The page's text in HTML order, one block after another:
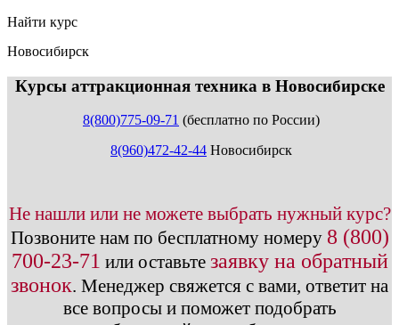
Найти курс
Новосибирск
Курсы аттракционная техника в Новосибирске
8(800)775-09-71 (бесплатно по России)
8(960)472-42-44 Новосибирск
Не нашли или не можете выбрать нужный курс?
Позвоните нам по бесплатному номеру 8 (800)
700-23-71 или оставьте заявку на обратный
звонок. Менеджер свяжется с вами, ответит на
все вопросы и поможет подобрать